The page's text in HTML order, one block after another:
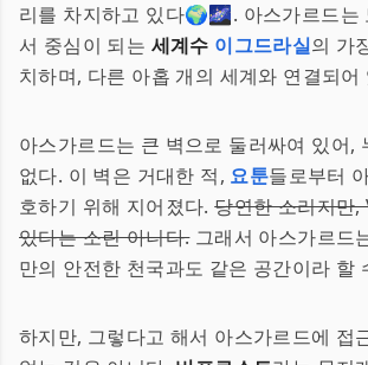
리를 차지하고 있다🌍🌌. 아스가르드는
서 중심이 되는 세계수 이그드라실의 가
치하며, 다른 아홉 개의 세계와 연결되어
아스가르드는 큰 벽으로 둘러싸여 있어,
없다. 이 벽은 거대한 적, 요툰들로부터
호하기 위해 지어졌다.당연한 소리지만
있다는 소린 아니다.그래서 아스가르드
만의 안전한 천국과도 같은 공간이라
하지만, 그렇다고 해서 아스가르드에 접